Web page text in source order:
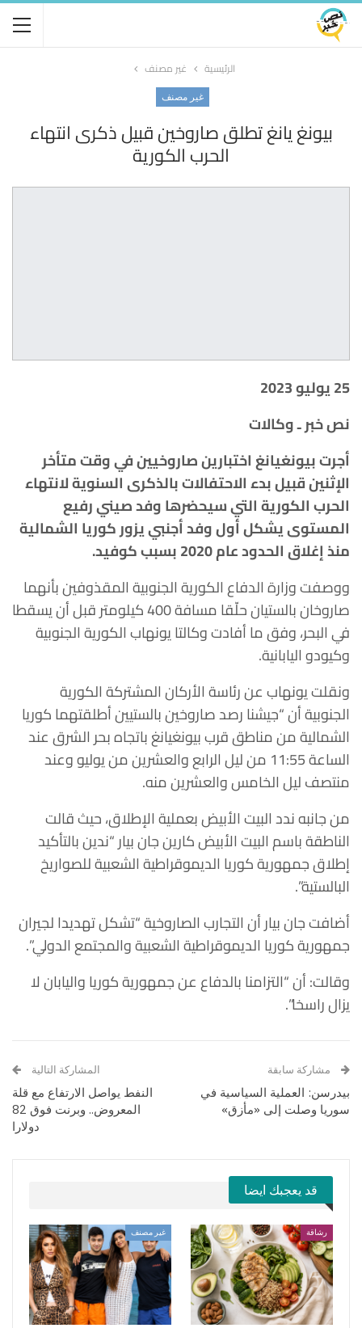
الرئيسية غير مصنف
غير مصنف
بيونغ يانغ تطلق صاروخين قبيل ذكرى انتهاء
الحرب الكورية
25يوليو 2023
نص خبر ـ وكالات
أجرت بيونغيانغ اختبارين صاروخيين في وقت متأخر
الإثنين قبيل بدء الاحتفالات بالذكرى السنوية لانتهاء
الحرب الكورية التي سيحضرها وفد صيني رفيع
المستوى يشكل أول وفد أجنبي يزور كوريا الشمالية
منذ إغلاق الحدود عام 2020 بسبب كوفيد
.
ووصفت وزارة الدفاع الكورية الجنوبية المقذوفين بأنهما
صاروخان بالستيان حلّقا مسافة 400 كيلومتر قبل أن يسقطا
في البحر، وفق ما أفادت وكالتا يونهاب الكورية الجنوبية
وكيودو اليابانية.
ونقلت يونهاب عن رئاسة الأركان المشتركة الكورية
الجنوبية أن “جيشنا رصد صاروخين بالستيين أطلقتهما كوريا
الشمالية من مناطق قرب بيونغيانغ باتجاه بحر الشرق عند
الساعة 11:55 من ليل الرابع والعشرين من يوليو وعند
منتصف ليل الخامس والعشرين منه.
من جانبه ندد البيت الأبيض بعملية الإطلاق، حيث قالت
الناطقة باسم البيت الأبيض كارين جان بيار “ندين بالتأكيد
إطلاق جمهورية كوريا الديموقراطية الشعبية للصواريخ
البالستية”.
أضافت جان بيار أن التجارب الصاروخية “تشكل تهديدا لجيران
جمهورية كوريا الديموقراطية الشعبية والمجتمع الدولي”.
وقالت: أن “التزامنا بالدفاع عن جمهورية كوريا واليابان لا
يزال راسخا”.
مشاركة سابقة
بيدرسن: العملية السياسية في
سوريا وصلت إلى «مأزق»
المشاركة التالية
النفط يواصل الارتفاع مع قلة
المعروض.. وبرنت فوق 82
دولارا
قد يعجبك ايضا
رشاقة غير مصنف